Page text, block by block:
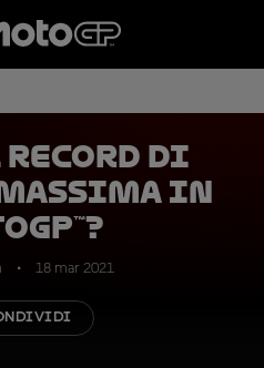
record di
in
18 mar 2021